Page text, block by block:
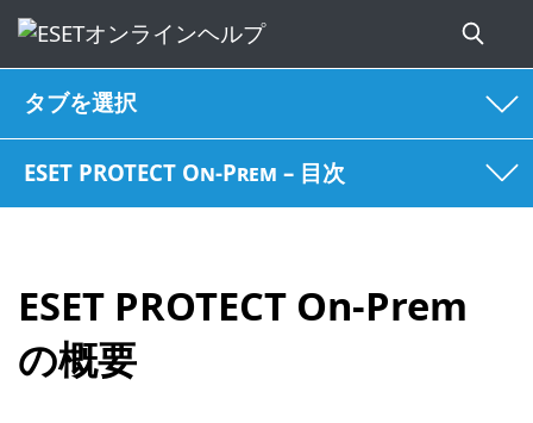
タブを選択
ESET PROTECT On-Prem – 目次
ESET PROTECT On-Prem
の概要